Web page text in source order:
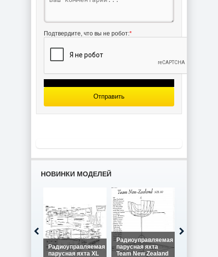
Подтвердите, что вы не робот:*
Отправить
НОВИНКИ МОДЕЛЕЙ
Радиоуправляемая
парусная яхта XL
Радиоуправляемая
парусная яхта
Team New Zealand